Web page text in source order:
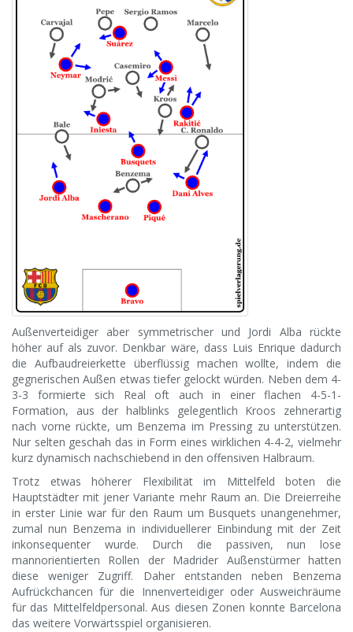
Außenverteidiger aber symmetrischer und Jordi Alba rückte
höher auf als zuvor. Denkbar wäre, dass Luis Enrique dadurch
die Aufbaudreierkette überflüssig machen wollte, indem die
gegnerischen Außen etwas tiefer gelockt würden. Neben dem 4-
3-3 formierte sich Real oft auch in einer flachen 4-5-1-
Formation, aus der halblinks gelegentlich Kroos zehnerartig
nach vorne rückte, um Benzema im Pressing zu unterstützen.
Nur selten geschah das in Form eines wirklichen 4-4-2, vielmehr
kurz dynamisch nachschiebend in den offensiven Halbraum.
Trotz etwas höherer Flexibilität im Mittelfeld boten die
Hauptstädter mit jener Variante mehr Raum an. Die Dreierreihe
in erster Linie war für den Raum um Busquets unangenehmer,
zumal nun Benzema in individuellerer Einbindung mit der Zeit
inkonsequenter wurde. Durch die passiven, nun lose
mannorientierten Rollen der Madrider Außenstürmer hatten
diese weniger Zugriff. Daher entstanden neben Benzema
Aufrückchancen für die Innenverteidiger oder Ausweichräume
für das Mittelfeldpersonal. Aus diesen Zonen konnte Barcelona
das weitere Vorwärtsspiel organisieren.